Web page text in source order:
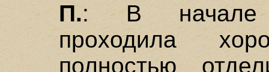
П.: В начале
проходила
полностью